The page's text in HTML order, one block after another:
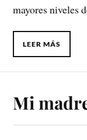
mayores niveles
LEER MÁS
Mi